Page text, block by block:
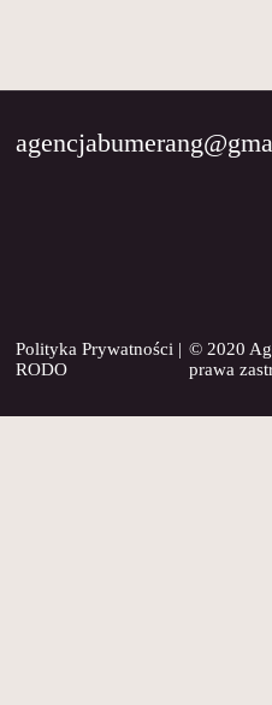
O
Polityka Prywatności |
RODO
© 2020
prawa